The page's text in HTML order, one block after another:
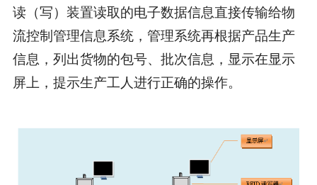
读（写）装置读取的电子数据信息直接传输给物
流控制管理信息系统，管理系统再根据产品生产
信息，列出货物的包号、批次信息，显示在显示
屏上，提示生产工人进行正确的操作。